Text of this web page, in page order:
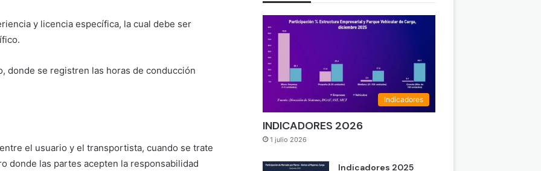
y licencia específica, la cual debe ser
donde se registren las horas de conducción
el usuario y el transportista, cuando se trate
donde las partes acepten la responsabilidad
Indicadores
INDICADORES 2026
1 julio 2026
Indicadores 2025